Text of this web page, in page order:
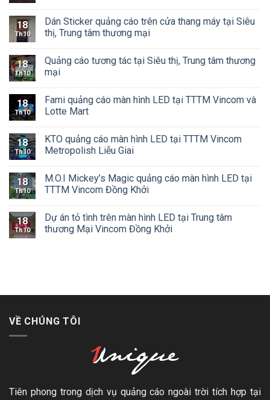
18
Th10
Dán Sticker quảng cáo trên cửa thang máy tại Siêu
thị, Trung tâm thương mại
18
Th10
Quảng cáo tương tác tại Siêu thị, Trung tâm thương
mại
18
Th10
Fami quảng cáo màn hình LED tại TTTM Vincom và
Lotte Mart
18
Th10
KTO quảng cáo màn hình LED tại TTTM Vincom
Metropolish Liễu Giai
18
Th10
M.O.I Mickey’s Magic quảng cáo màn hình LED tại
TTTM Vincom Đồng Khởi
18
Th10
Dự án tỏ tình trên màn hình LED tại Trung tâm
thương Mại Vincom Đồng Khởi
VỀ CHÚNG TÔI
Tiên phong trong dịch vụ quảng cáo ngoài trời tích hợp tại